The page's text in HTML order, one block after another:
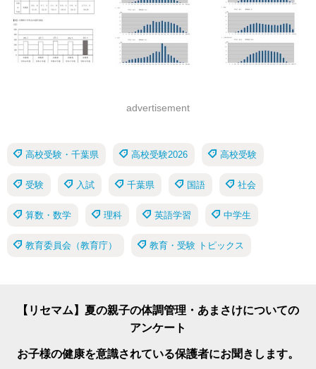
advertisement
高校受験・千葉県 高校受験2026 高校受験
受験 入試 千葉県 国語 社会
算数・数学 理科 英語学習 中学生
教育委員会（教育庁） 教育・受験 トピックス
【リセマム】夏の親子の体調管理・あまさけについての
アンケート
お子様の健康を意識されている保護者にお聞きします。